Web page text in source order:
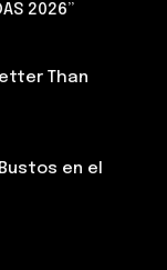
2026”
Than
en el